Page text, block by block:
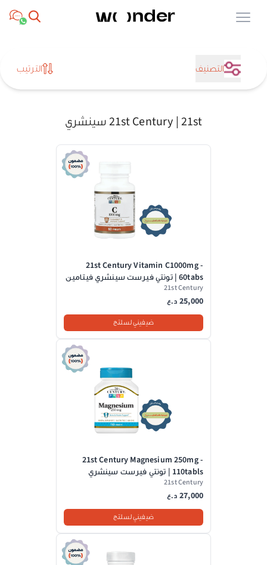
Open menu
التصنيف الترتيب
21st Century | 21st سينشري
21st Century Vitamin C1000mg -
60tabs | تونتي فيرست سينشري فيتامين
سي 1000 مغ - 60 قرص
21st Century
25,000 د.ع
ضيفيني لسلتج
21st Century Magnesium 250mg -
110tabls | تونتي فيرست سينشري
اقراص المغنزيوم - 110 قرص
21st Century
27,000 د.ع
ضيفيني لسلتج